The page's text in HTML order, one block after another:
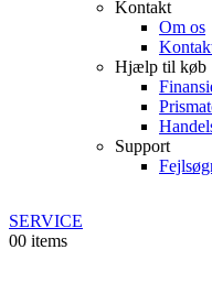
Kontakt
Om os
Hjælp til køb
Support
SERVICE
00 items